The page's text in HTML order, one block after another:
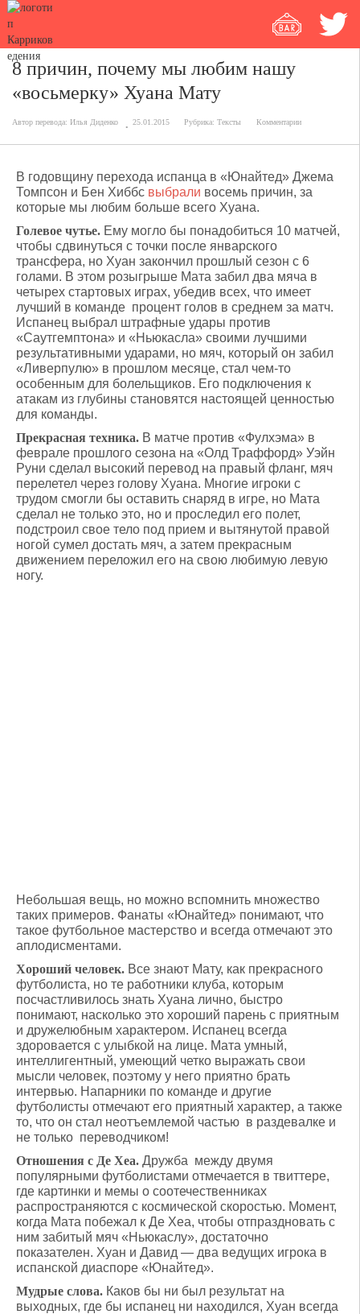
8 причин, почему мы любим нашу
«восьмерку» Хуана Мату
Автор перевода: Илья Диденко 25.01.2015 Рубрика: Тексты Комментарии
В годовщину перехода испанца в «Юнайтед» Джема
Томпсон и Бен Хиббс выбрали восемь причин, за
которые мы любим больше всего Хуана.
Голевое чутье. Ему могло бы понадобиться 10 матчей,
чтобы сдвинуться с точки после январского
трансфера, но Хуан закончил прошлый сезон с 6
голами. В этом розыгрыше Мата забил два мяча в
четырех стартовых играх, убедив всех, что имеет
лучший в команде процент голов в среднем за матч.
Испанец выбрал штрафные удары против
«Саутгемптона» и «Ньюкасла» своими лучшими
результативными ударами, но мяч, который он забил
«Ливерпулю» в прошлом месяце, стал чем-то
особенным для болельщиков. Его подключения к
атакам из глубины становятся настоящей ценностью
для команды.
Прекрасная техника. В матче против «Фулхэма» в
феврале прошлого сезона на «Олд Траффорд» Уэйн
Руни сделал высокий перевод на правый фланг, мяч
перелетел через голову Хуана. Многие игроки с
трудом смогли бы оставить снаряд в игре, но Мата
сделал не только это, но и проследил его полет,
подстроил свое тело под прием и вытянутой правой
ногой сумел достать мяч, а затем прекрасным
движением переложил его на свою любимую левую
ногу.
Небольшая вещь, но можно вспомнить множество
таких примеров. Фанаты «Юнайтед» понимают, что
такое футбольное мастерство и всегда отмечают это
аплодисментами.
Хороший человек. Все знают Мату, как прекрасного
футболиста, но те работники клуба, которым
посчастливилось знать Хуана лично, быстро
понимают, насколько это хороший парень с приятным
и дружелюбным характером. Испанец всегда
здоровается с улыбкой на лице. Мата умный,
интеллигентный, умеющий четко выражать свои
мысли человек, поэтому у него приятно брать
интервью. Напарники по команде и другие
футболисты отмечают его приятный характер, а также
то, что он стал неотъемлемой частью в раздевалке и
не только переводчиком!
Отношения с Де Хеа. Дружба между двумя
популярными футболистами отмечается в твиттере,
где картинки и мемы о соотечественниках
распространяются с космической скоростью. Момент,
когда Мата побежал к Де Хеа, чтобы отпраздновать с
ним забитый мяч «Ньюкаслу», достаточно
показателен. Хуан и Давид — два ведущих игрока в
испанской диаспоре «Юнайтед».
Мудрые слова. Каков бы ни был результат на
выходных, где бы испанец ни находился, Хуан всегда